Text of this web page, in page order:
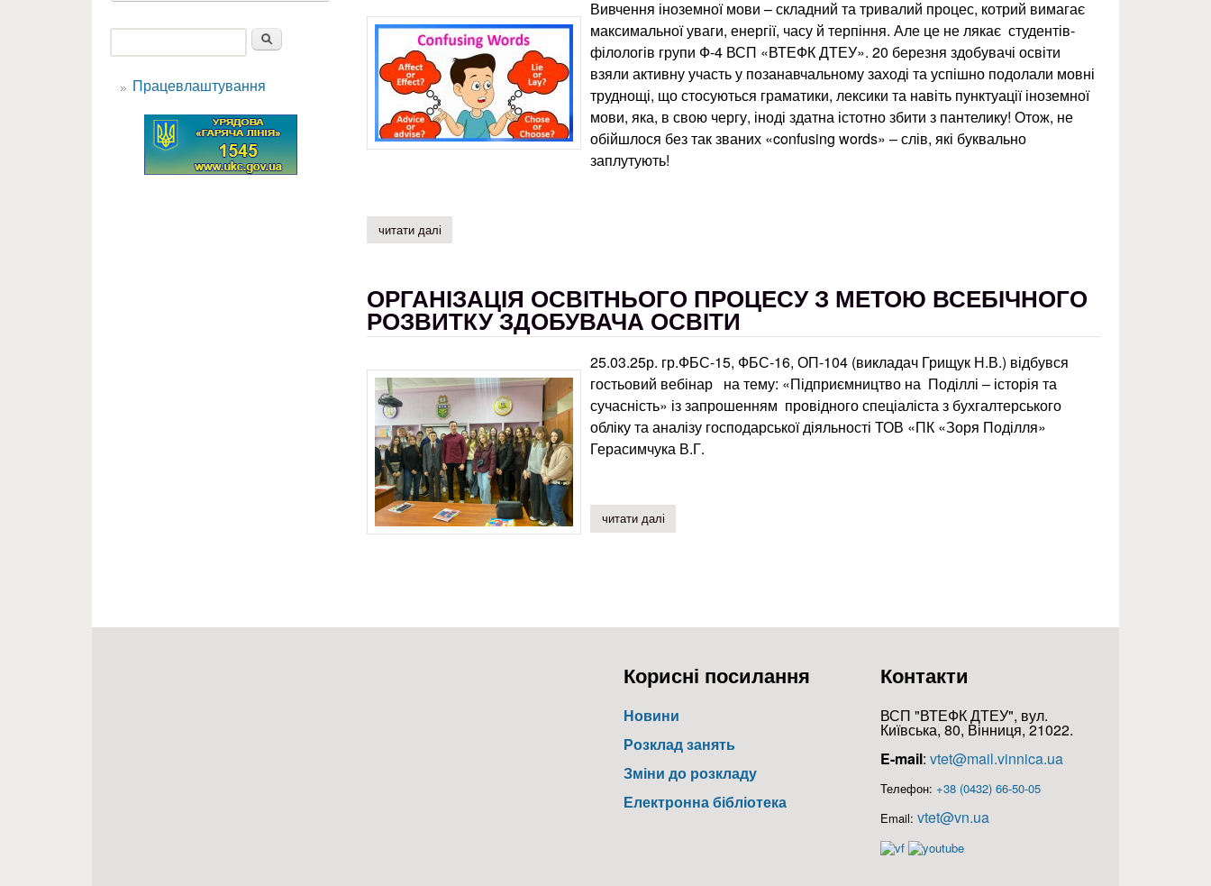
Вивчення іноземної мови – складний та тривалий процес, котрий вимагає
максимальної уваги, енергії, часу й терпіння. Але це не лякає студентів-
філологів групи Ф-4 ВСП «ВТЕФК ДТЕУ». 20 березня здобувачі освіти
взяли активну участь у позанавчальному заході та успішно подолали мовні
труднощі, що стосуються граматики, лексики та навіть пунктуації іноземної
мови, яка, в свою чергу, іноді здатна істотно збити з пантелику! Отож, не
обійшлося без так званих «confusing words» – слів, які буквально
заплутують!
читати далі
ОРГАНІЗАЦІЯ ОСВІТНЬОГО ПРОЦЕСУ З МЕТОЮ ВСЕБІЧНОГО
РОЗВИТКУ ЗДОБУВАЧА ОСВІТИ
25.03.25р. гр.ФБС-15, ФБС-16, ОП-104 (викладач Грищук Н.В.) відбувся
гостьовий вебінар на тему: «Підприємництво на Поділлі – історія та
сучасність» із запрошенням провідного спеціаліста з бухгалтерського
обліку та аналізу господарської діяльності ТОВ «ПК «Зоря Поділля»
Герасимчука В.Г.
читати далі
Пошукова форма
Працевлаштування
Корисні посилання
Новини
Розклад занять
Зміни до розкладу
Електронна бібліотека
Контакти
ВСП "ВТЕФК ДТЕУ", вул.
Київська, 80, Вінниця, 21022.
E-mail: vtet@mail.vinnica.ua
Телефон: +38 (0432) 66-50-05
Email: vtet@vn.ua